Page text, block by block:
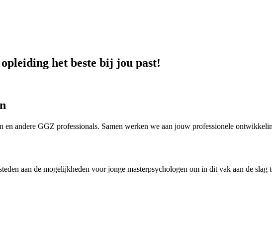
het beste bij jou past!
andere GGZ professionals. Samen werken we aan jouw professionele
aan de mogelijkheden voor jonge masterpsychologen om in dit vak aan de